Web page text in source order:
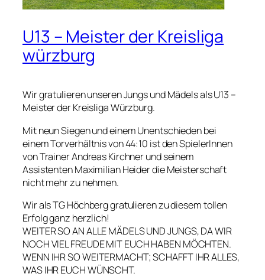
U13 – Meister der Kreisliga
würzburg
Wir gratulieren unseren Jungs und Mädels als U13 –
Meister der Kreisliga Würzburg.
Mit neun Siegen und einem Unentschieden bei
einem Torverhältnis von 44:10 ist den SpielerInnen
von Trainer Andreas Kirchner und seinem
Assistenten Maximilian Heider die Meisterschaft
nicht mehr zu nehmen.
Wir als TG Höchberg gratulieren zu diesem tollen
Erfolg ganz herzlich!
WEITER SO AN ALLE MÄDELS UND JUNGS, DA WIR
NOCH VIEL FREUDE MIT EUCH HABEN MÖCHTEN.
WENN IHR SO WEITERMACHT; SCHAFFT IHR ALLES,
WAS IHR EUCH WÜNSCHT.